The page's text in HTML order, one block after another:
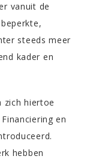
vanuit de
steeds meer
kader en
zich hiertoe
en
hebben